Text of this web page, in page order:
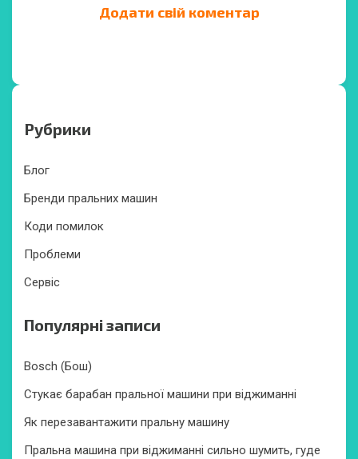
Додати свій коментар
Рубрики
Блог
Бренди пральних машин
Коди помилок
Проблеми
Сервіс
Популярні записи
Bosch (Бош)
Стукає барабан пральної машини при віджиманні
Як перезавантажити пральну машину
Пральна машина при віджиманні сильно шумить, гуде